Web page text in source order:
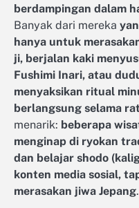
berdampingan dalam
Banyak dari mereka
hanya untuk
ji, berjalan kaki
Fushimi Inari, atau
menyaksikan ritual
berlangsung selama
menarik: beberapa
menginap di ryokan
dan belajar shodo
konten media sosial,
merasakan jiwa Jepang.